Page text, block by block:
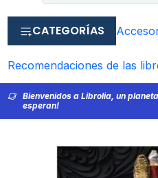
CATEGORÍAS
Recomendaciones de las
Bienvenidos a Librolia, un
esperan!